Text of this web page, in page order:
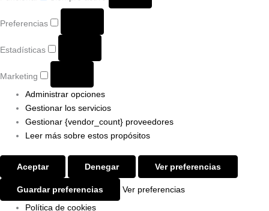
Preferencias
Estadísticas
Marketing
Administrar opciones
Gestionar los servicios
Gestionar {vendor_count} proveedores
Leer más sobre estos propósitos
Aceptar Denegar Ver preferencias
Guardar preferencias
Ver preferencias
Política de cookies